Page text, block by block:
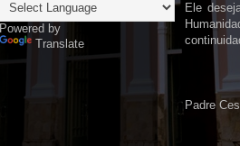
Ele
Padre
Powered by
Translate